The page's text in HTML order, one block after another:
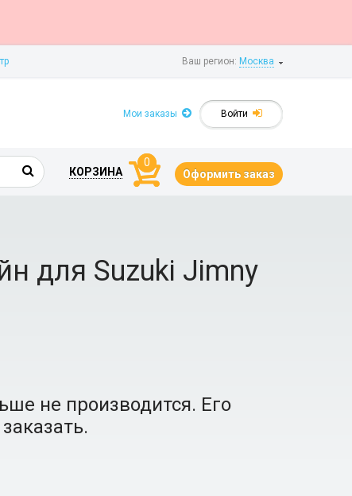
Ваш регион: Москва
Войти
Мои заказы
КОРЗИНА
0
Оформить заказ
для Suzuki Jimny
не производится. Его